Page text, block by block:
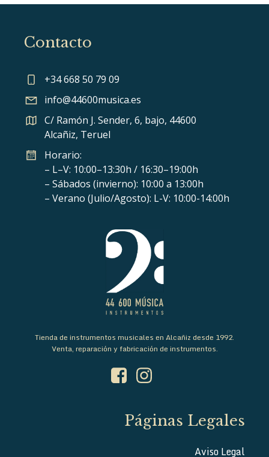
Contacto
+34 668 50 79 09
info@44600musica.es
C/ Ramón J. Sender, 6, bajo, 44600
Alcañiz, Teruel
Horario:
– L–V: 10:00–13:30h / 16:30–19:00h
– Sábados (invierno): 10:00 a 13:00h
– Verano (Julio/Agosto): L-V: 10:00-14:00h
Tienda de instrumentos musicales en Alcañiz desde 1992.
Venta, reparación y fabricación de instrumentos.
Páginas Legales
Aviso Legal